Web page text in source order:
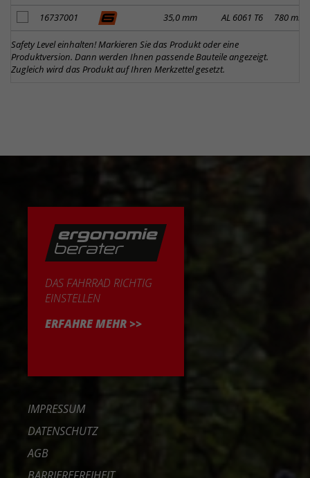
Artikel zum Merkzettel hinzufügen
16737001 35,0 mm AL 6061 T6 780 mm
Safety Level einhalten! Markieren Sie das Produkt oder eine
Produktversion. Dann werden Ihnen passende Bauteile angezeigt.
Zugleich wird das Produkt auf Ihren Merkzettel gesetzt.
DAS FAHRRAD RICHTIG
EINSTELLEN
ERFAHRE MEHR >>
IMPRESSUM
DATENSCHUTZ
AGB